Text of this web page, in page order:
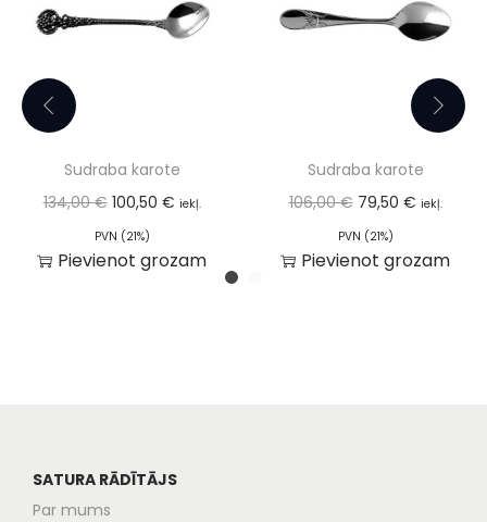
Sudraba karote
134,00€ 100,50 € iekļ.
PVN (21%)
Pievienot grozam
Sudraba karote
106,00€ 79,50 € iekļ.
PVN (21%)
Pievienot grozam
SATURA RĀDĪTĀJS
Par mums